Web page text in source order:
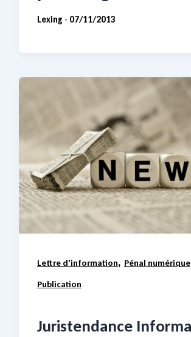
Lexing - 07/11/2013
Lettre d'information, Pénal numérique
Publication
Juristendance